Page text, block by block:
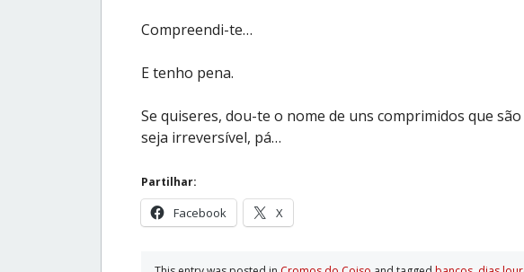
Compreendi-te…
E tenho pena.
Se quiseres, dou-te o nome de uns comprimidos que
seja irreversível, pá…
Partilhar:
Facebook X